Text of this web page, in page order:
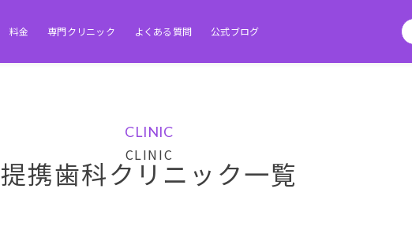
料金 専門クリニック よくある質問 公式ブログ
CLINIC
提携歯科クリニック一覧